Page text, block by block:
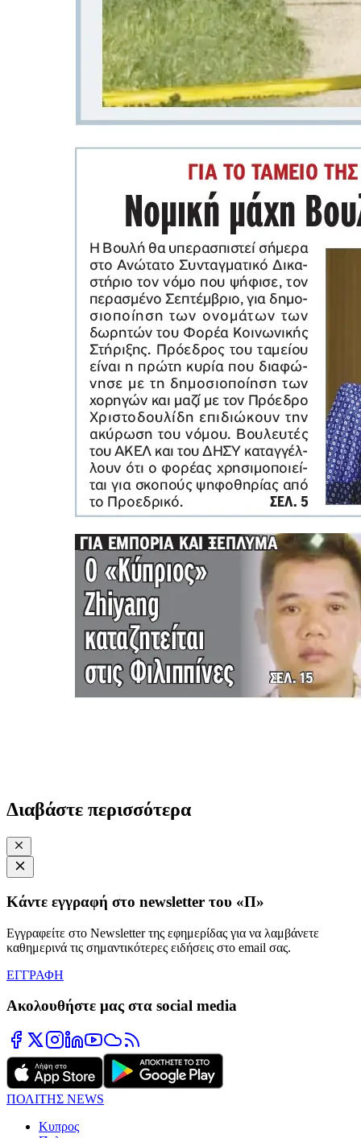
Διαβάστε περισσότερα
Κάντε εγγραφή στο newsletter του «Π»
Εγγραφείτε στο Newsletter της εφημερίδας για να λαμβάνετε
καθημερινά τις σημαντικότερες ειδήσεις στο email σας.
ΕΓΓΡΑΦΗ
Ακολουθήστε μας στα social media
ΠΟΛΙΤΗΣ NEWS
Κυπρος